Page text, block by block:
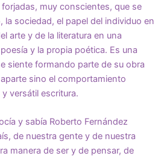
muy conscientes, que se
la sociedad, el papel del individuo en
arte y de la literatura en una
y la propia poética. Es una
siente formando parte de su obra
sino el comportamiento
versátil escritura.
y sabía Roberto Fernández
de nuestra gente y de nuestra
manera de ser y de pensar, de